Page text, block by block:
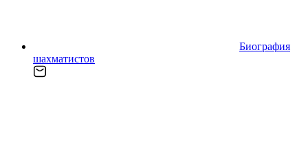
Биография
шахматистов